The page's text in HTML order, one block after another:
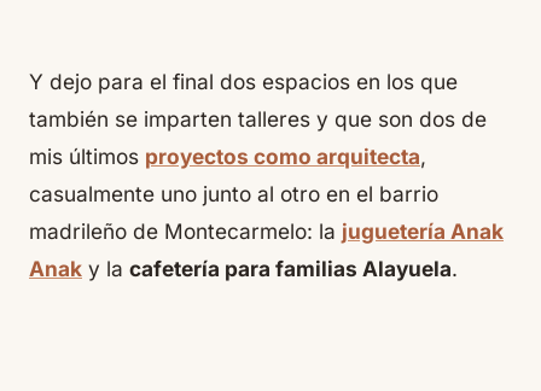
Y dejo para el final dos espacios en los que
también se imparten talleres y que son dos de
mis últimos proyectos como arquitecta,
casualmente uno junto al otro en el barrio
madrileño de Montecarmelo: la juguetería Anak
Anak y la cafetería para familias Alayuela.